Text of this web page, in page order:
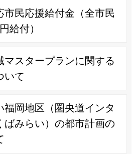
市民応援給付金（全市民
給付）
マスタープランに関する
いて
福岡地区（圏央道インタ
ばみらい）の都市計画の